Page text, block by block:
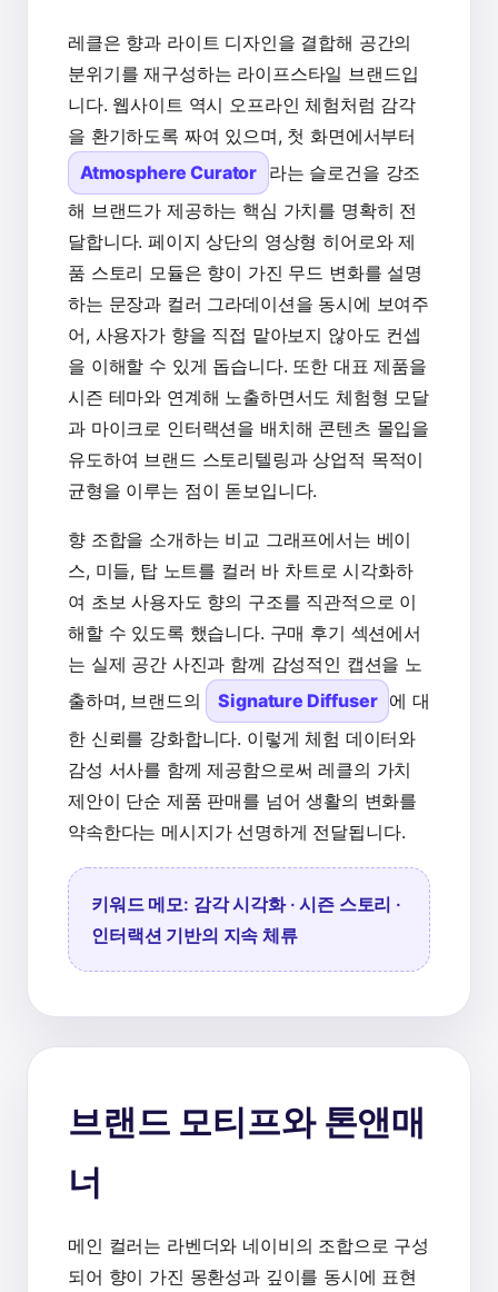
레클은 향과 라이트 디자인을 결합해 공간의
분위기를 재구성하는 라이프스타일 브랜드입
니다. 웹사이트 역시 오프라인 체험처럼 감각
을 환기하도록 짜여 있으며, 첫 화면에서부터
Atmosphere Curator 라는 슬로건을 강조
해 브랜드가 제공하는 핵심 가치를 명확히 전
달합니다. 페이지 상단의 영상형 히어로와 제
품 스토리 모듈은 향이 가진 무드 변화를 설명
하는 문장과 컬러 그라데이션을 동시에 보여주
어, 사용자가 향을 직접 맡아보지 않아도 컨셉
을 이해할 수 있게 돕습니다. 또한 대표 제품을
시즌 테마와 연계해 노출하면서도 체험형 모달
과 마이크로 인터랙션을 배치해 콘텐츠 몰입을
유도하여 브랜드 스토리텔링과 상업적 목적이
균형을 이루는 점이 돋보입니다.
향 조합을 소개하는 비교 그래프에서는 베이
스, 미들, 탑 노트를 컬러 바 차트로 시각화하
여 초보 사용자도 향의 구조를 직관적으로 이
해할 수 있도록 했습니다. 구매 후기 섹션에서
는 실제 공간 사진과 함께 감성적인 캡션을 노
출하며, 브랜드의
Signature Diffuser 에 대
한 신뢰를 강화합니다. 이렇게 체험 데이터와
감성 서사를 함께 제공함으로써 레클의 가치
제안이 단순 제품 판매를 넘어 생활의 변화를
약속한다는 메시지가 선명하게 전달됩니다.
키워드 메모: 감각 시각화 · 시즌 스토리 ·
인터랙션 기반의 지속 체류
브랜드 모티프와 톤앤매
너
메인 컬러는 라벤더와 네이비의 조합으로 구성
되어 향이 가진 몽환성과 깊이를 동시에 표현